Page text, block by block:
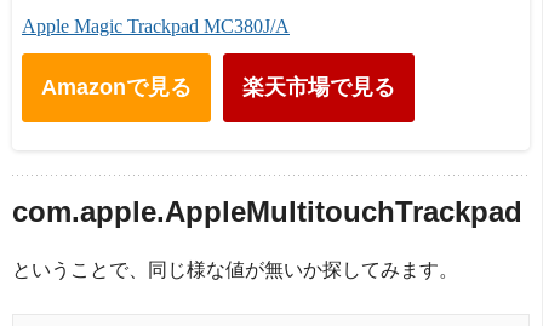
Apple Magic Trackpad MC380J/A
Amazonで見る 楽天市場で見る
com.apple.AppleMultitouchTrackpad
ということで、同じ様な値が無いか探してみます。